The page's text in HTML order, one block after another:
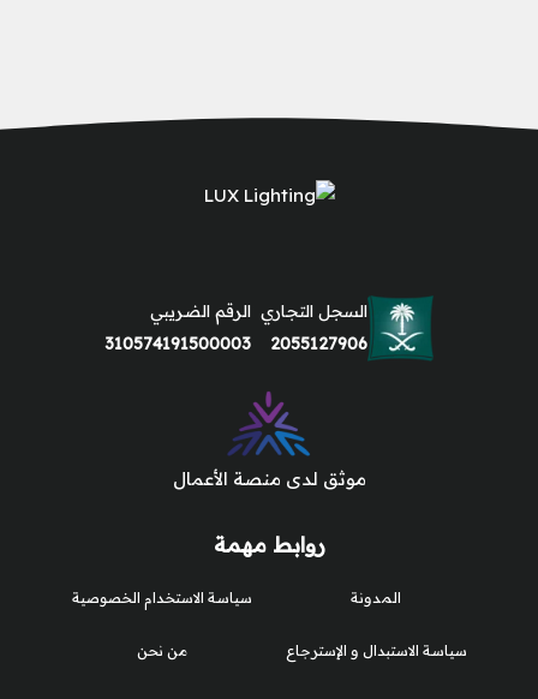
روابط مهمة
المدونة
سياسة الاستبدال و الإسترجاع
سياسة الاستخدام الخصوصية
من نحن
السجل التجاري
2055127906
الرقم الضريبي
310574191500003
موثق لدى منصة الأعمال